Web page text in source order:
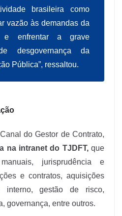
brasileira como
vazão às demandas da
e enfrentar a grave
desgovernança da
Pública”, ressaltou.
do Gestor de Contrato,
na intranet do TJDFT,que
jurisprudência e
e contratos, aquisições
interno, gestão de risco,
governança, entre outros.